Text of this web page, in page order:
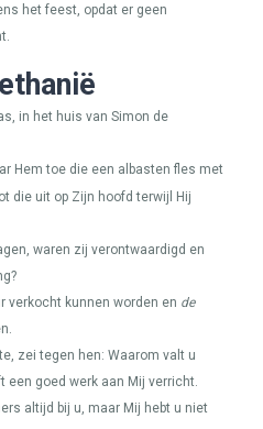
het feest, opdat er geen
in het huis van Simon de
Hem toe die een albasten fles met
die uit op Zijn hoofd terwijl Hij
waren zij verontwaardigd en
verkocht kunnen worden en de
zei tegen hen: Waarom valt u
een goed werk aan Mij verricht.
altijd bij u, maar Mij hebt u niet